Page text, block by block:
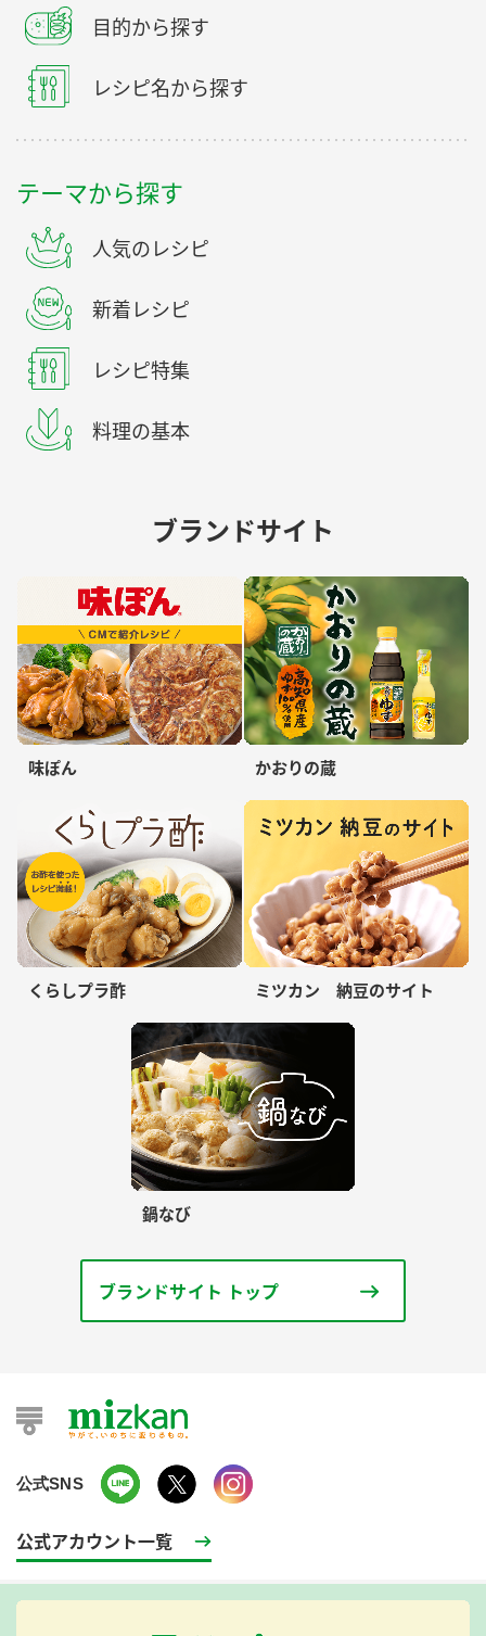
目的から探す
レシピ名から探す
テーマから探す
人気のレシピ
新着レシピ
レシピ特集
料理の基本
ブランドサイト
味ぽん かおりの蔵
くらしプラ酢 ミツカン 納豆のサイト
鍋なび
ブランドサイト トップ
公式SNS
公式アカウント一覧